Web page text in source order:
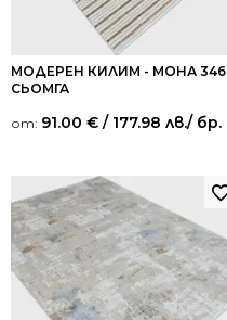
МОДЕРЕН КИЛИМ - МОНА 346
СЬОМГА
от: 91.00 € / 177.98 лв./ бр.